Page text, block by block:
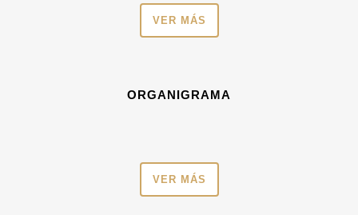
VER MÁS
ORGANIGRAMA
VER MÁS